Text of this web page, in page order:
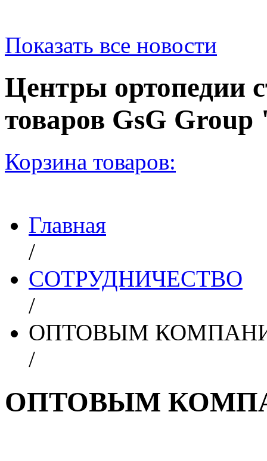
Показать все новости
Центры ортопедии
товаров GsG
Корзина товаров:
Главная
/
СОТРУДНИЧЕСТВО
/
ОПТОВЫМ
/
ОПТОВЫМ